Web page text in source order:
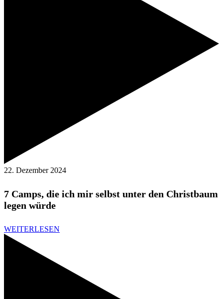
22. Dezember 2024
7 Camps, die ich mir selbst unter den Christbaum
legen würde
WEITERLESEN